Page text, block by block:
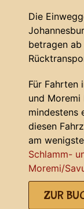
Die
betragen
Für Fahrten
und
mindestens
diesen
am
Schlamm-
Moremi/
ZUR